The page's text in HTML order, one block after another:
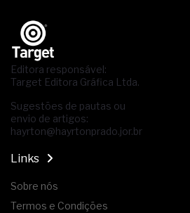
Editora responsável:
Target Editora Gráfica Ltda.
Sugestões de pautas ou
envio de artigos:
hayrton@hayrtonprado.jor.br
Links
Sobre nós
Termos e Condições